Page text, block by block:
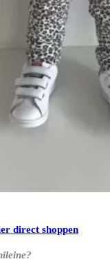
direct shoppen